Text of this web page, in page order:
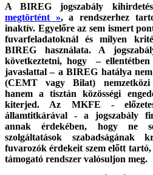
A BIREG jogszabály
megtörtént », a rendszerhez
inaktív. Egyelőre az sem ismert
fuvarfeladatoknál és milyen
BIREG használata. A
következtetni, hogy – ellentétben
javaslattal – a BIREG hatálya
(CEMT vagy Bilat) nemzetközi
hanem a tisztán közösségi
kiterjed. Az MKFE -
államtitkárával - a jogszabály
annak érdekében, hogy ne
szolgáltatások
fuvarozók érdekeit szem előtt
támogató rendszer valósuljon meg.